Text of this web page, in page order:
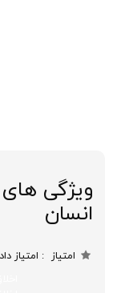
ویژگی
انسان
امتیاز امتیاز